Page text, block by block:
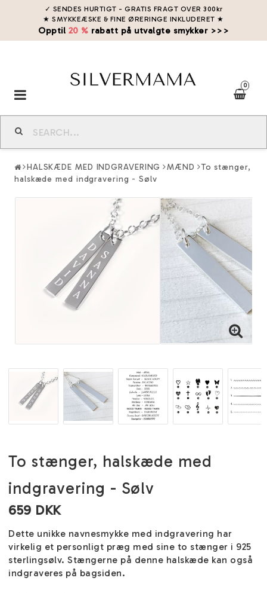
✓ SENDES HURTIGT - GRATIS FRAGT OVER 300kr
★ SMYKKEÆSKE & FINE ØRERINGE INKLUDERET ★
Opptil 20 % rabatt på utvalgte smykker >>>
0
Toggle
navigation
HALSKÆDE MED INDGRAVERING MÆND
To stænger,
halskæde med indgravering - Sølv
To stænger, halskæde med
indgravering - Sølv
659 DKK
Dette unikke navnesmykke med indgravering har
virkelig et personligt præg med sine to stænger i 925
sterlingsølv. Stængerne på denne halskæde kan også
indgraveres på bagsiden.